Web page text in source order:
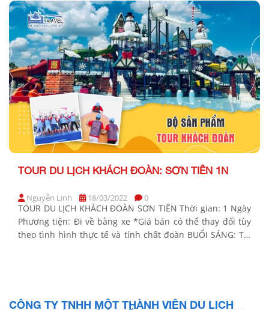
TOUR DU LỊCH KHÁCH ĐOÀN: SƠN TIÊN 1N
Nguyễn Linh 18/03/2022 0
TOUR DU LỊCH KHÁCH ĐOÀN SƠN TIÊN Thời gian: 1 Ngày
Phương tiện: Đi về bằng xe *Giá bán có thể thay đổi tùy
theo tình hình thực tế và tính chất đoàn BUỔI SÁNG: TP.
CÔNG TY TNHH MỘT THÀNH VIÊN DU LỊCH